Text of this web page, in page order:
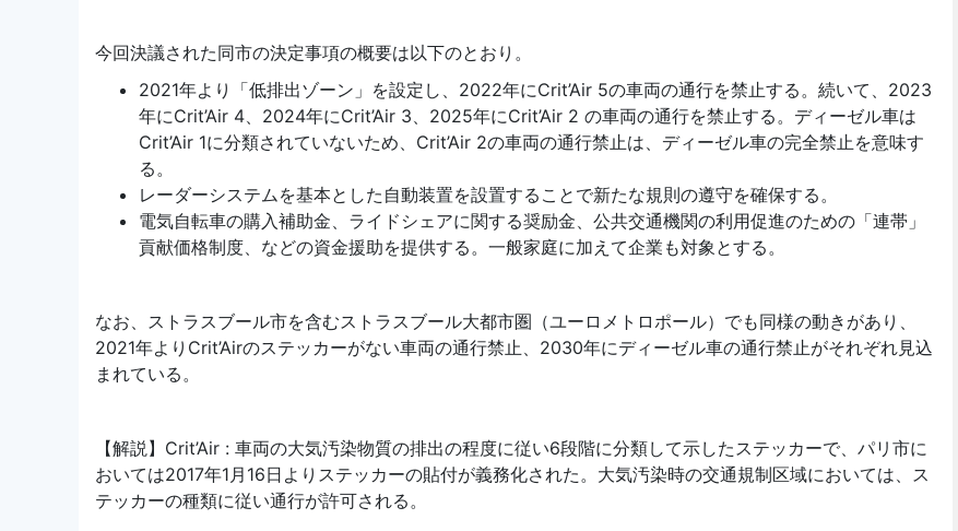
今回決議された同市の決定事項の概要は以下のとおり。
2021年より「低排出ゾーン」を設定し、2022年にCrit’Air 5の車両の通行を禁止する。続いて、2023
年にCrit’Air 4、2024年にCrit’Air 3、2025年にCrit’Air 2 の車両の通行を禁止する。ディーゼル車は
Crit’Air 1に分類されていないため、Crit’Air 2の車両の通行禁止は、ディーゼル車の完全禁止を意味す
る。
レーダーシステムを基本とした自動装置を設置することで新たな規則の遵守を確保する。
電気自転車の購入補助金、ライドシェアに関する奨励金、公共交通機関の利用促進のための「連帯」
貢献価格制度、などの資金援助を提供する。一般家庭に加えて企業も対象とする。
なお、ストラスブール市を含むストラスブール大都市圏（ユーロメトロポール）でも同様の動きがあり、
2021年よりCrit’Airのステッカーがない車両の通行禁止、2030年にディーゼル車の通行禁止がそれぞれ見込
まれている。
【解説】Crit’Air : 車両の大気汚染物質の排出の程度に従い6段階に分類して示したステッカーで、パリ市に
おいては2017年1月16日よりステッカーの貼付が義務化された。大気汚染時の交通規制区域においては、ス
テッカーの種類に従い通行が許可される。